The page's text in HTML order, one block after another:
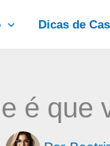
Dicas de
é que